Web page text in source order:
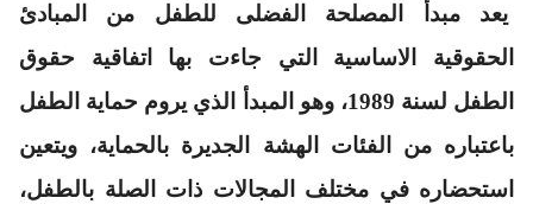
يعد مبدأ المصلحة الفضلى للطفل من المبادئ
الحقوقية الاساسية التي جاءت بها اتفاقية حقوق
الطفل لسنة 1989، وهو المبدأ الذي يروم حماية الطفل
باعتباره من الفئات الهشة الجديرة بالحماية، ويتعين
استحضاره في مختلف المجالات ذات الصلة بالطفل،